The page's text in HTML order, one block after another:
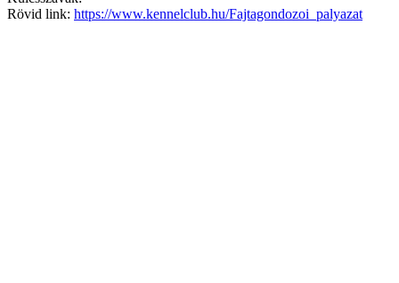
Rövid link: https://www.kennelclub.hu/Fajtagondozoi_palyazat